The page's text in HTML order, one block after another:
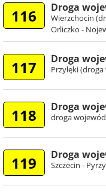
116 Droga
Wierzchocin
Orliczko -
117 Droga
Przyłęki
118 Droga
droga
119 Droga
Szczecin -